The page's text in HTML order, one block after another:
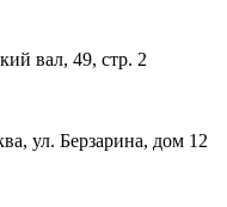
вал, 49, стр. 2
ул. Берзарина, дом 12